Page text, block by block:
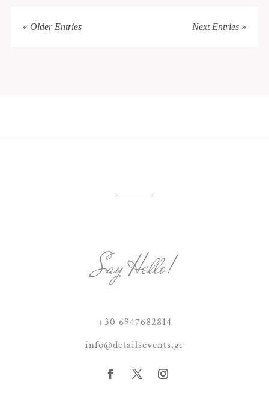
« Older Entries Next Entries »
Say Hello!
+30 6947682814
info@detailsevents.gr